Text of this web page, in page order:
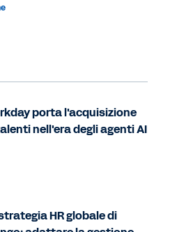
porta l'acquisizione
nell'era degli agenti AI
HR globale di